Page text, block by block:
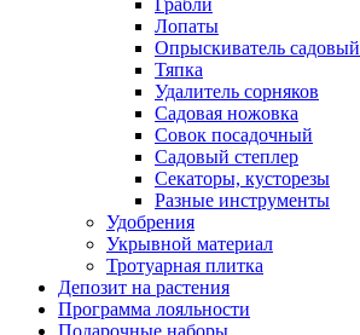
Грабли
Лопаты
Опрыскиватель садовый
Тяпка
Удалитель сорняков
Садовая ножовка
Совок посадочный
Садовый степлер
Секаторы, кусторезы
Разные инструменты
Удобрения
Укрывной материал
Тротуарная плитка
Депозит на растения
Программа лояльности
Подарочные наборы